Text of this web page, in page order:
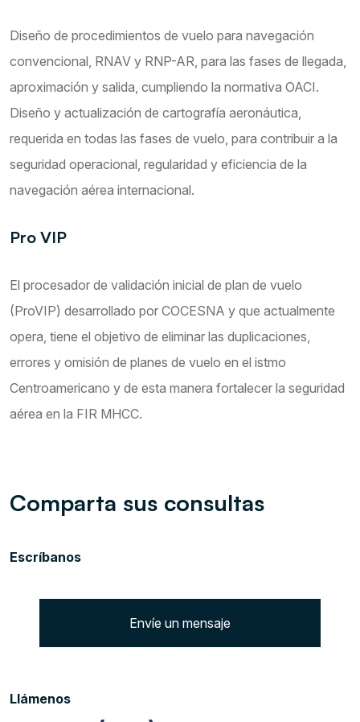
Diseño de procedimientos de vuelo para navegación
convencional, RNAV y RNP-AR, para las fases de llegada,
aproximación y salida, cumpliendo la normativa OACI.
Diseño y actualización de cartografía aeronáutica,
requerida en todas las fases de vuelo, para contribuir a la
seguridad operacional, regularidad y eficiencia de la
navegación aérea internacional.
Pro VIP
El procesador de validación inicial de plan de vuelo
(ProVIP) desarrollado por COCESNA y que actualmente
opera, tiene el objetivo de eliminar las duplicaciones,
errores y omisión de planes de vuelo en el istmo
Centroamericano y de esta manera fortalecer la seguridad
aérea en la FIR MHCC.
Comparta sus consultas
Escríbanos
Envíe un mensaje
Llámenos